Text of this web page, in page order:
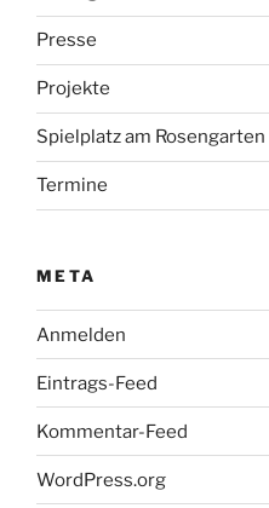
Presse
Projekte
Spielplatz am Rosengarten
Termine
META
Anmelden
Eintrags-Feed
Kommentar-Feed
WordPress.org